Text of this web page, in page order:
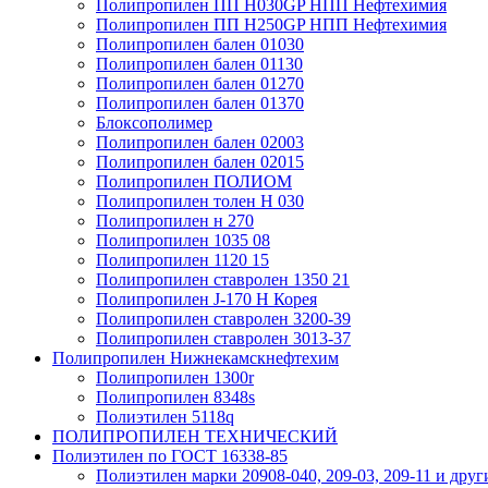
Полипропилен ПП Н030GP НПП Нефтехимия
Полипропилен ПП Н250GP НПП Нефтехимия
Полипропилен бален 01030
Полипропилен бален 01130
Полипропилен бален 01270
Полипропилен бален 01370
Блоксополимер
Полипропилен бален 02003
Полипропилен бален 02015
Полипропилен ПОЛИОМ
Полипропилен толен Н 030
Полипропилен н 270
Полипропилен 1035 08
Полипропилен 1120 15
Полипропилен ставролен 1350 21
Полипропилен J-170 H Корея
Полипропилен ставролен 3200-39
Полипропилен ставролен 3013-37
Полипропилен Нижнекамскнефтехим
Полипропилен 1300r
Полипропилен 8348s
Полиэтилен 5118q
ПОЛИПРОПИЛЕН ТЕХНИЧЕСКИЙ
Полиэтилен по ГОСТ 16338-85
Полиэтилен марки 20908-040, 209-03, 209-11 и